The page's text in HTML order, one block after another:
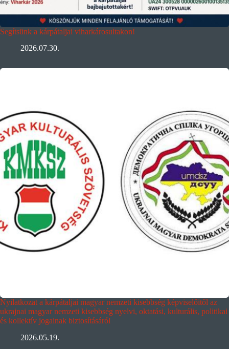
Segítsünk a kárpátaljai viharkárosultakon!
2026.07.30.
Nyilatkozat a kárpátaljai magyar nemzeti kisebbség képviselőitől az
ukrajnai magyar nemzeti kisebbség nyelvi, oktatási, kulturális, politikai
és kollektív jogainak biztosításáról
2026.05.19.